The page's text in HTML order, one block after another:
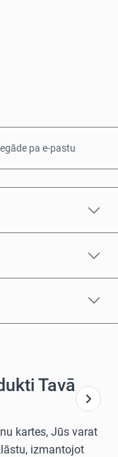
pa e-pastu
Tavā
kartes, Jūs varat
izmantojot